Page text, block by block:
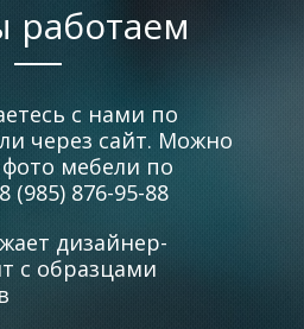
работаем
с нами по
через сайт. Можно
мебели по
(985) 876-95-88
дизайнер-
с образцами